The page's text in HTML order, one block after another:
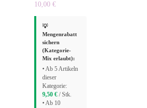
10,00 €
💡
Mengenrabatt
sichern
(Kategorie-
Mix erlaubt):
• Ab 5 Artikeln
dieser
Kategorie:
9,50 € / Stk.
• Ab 10